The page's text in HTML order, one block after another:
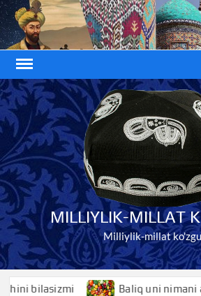
Skip
to
content
MILLIYLIK-MILLAT
Milliylik-millat
bilasizmi Baliq uni nimani